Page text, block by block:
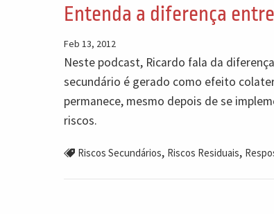
Entenda a diferença
Feb 13, 2012
Neste podcast, Ricardo fala da
secundário é gerado como efeito
permanece, mesmo depois de se
riscos.
Riscos Secundários, Riscos Residuais,